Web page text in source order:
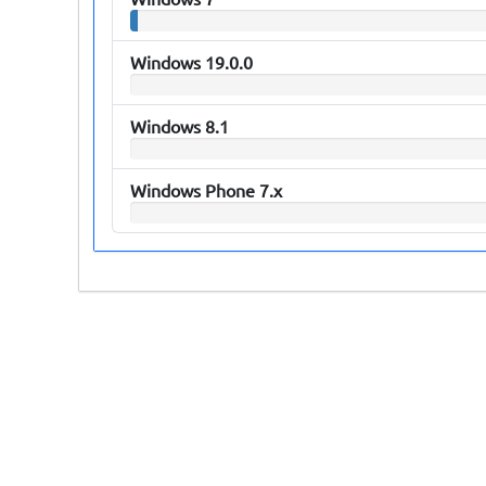
Windows 19.0.0
Windows 8.1
Windows Phone 7.x